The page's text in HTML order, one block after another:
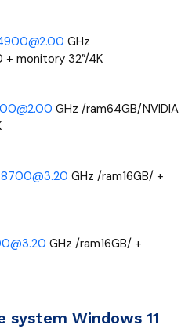
GHz
monitory 32”/4K
GHz /ram64GB/NVIDIA
GHz /ram16GB/ +
GHz /ram16GB/ +
system Windows 11